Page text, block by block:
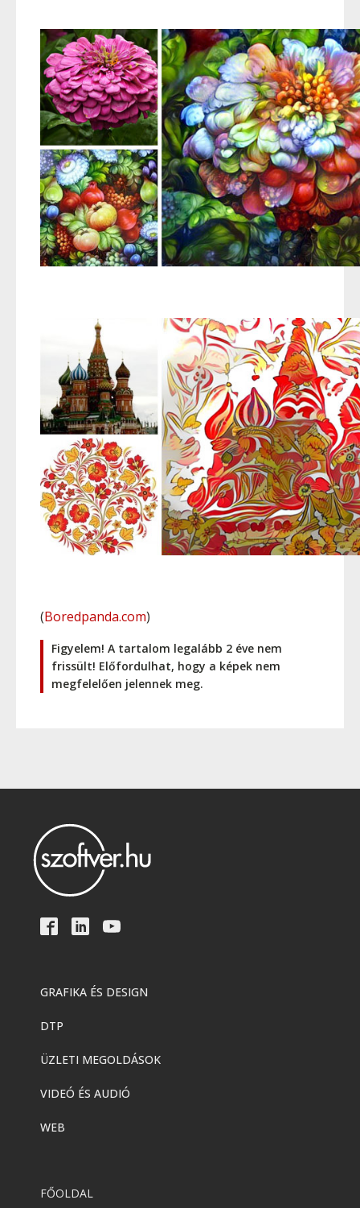
(Boredpanda.com)
Figyelem! A tartalom legalább 2 éve nem
frissült! Előfordulhat, hogy a képek nem
megfelelően jelennek meg.
GRAFIKA ÉS DESIGN
DTP
ÜZLETI MEGOLDÁSOK
VIDEÓ ÉS AUDIÓ
WEB
FŐOLDAL